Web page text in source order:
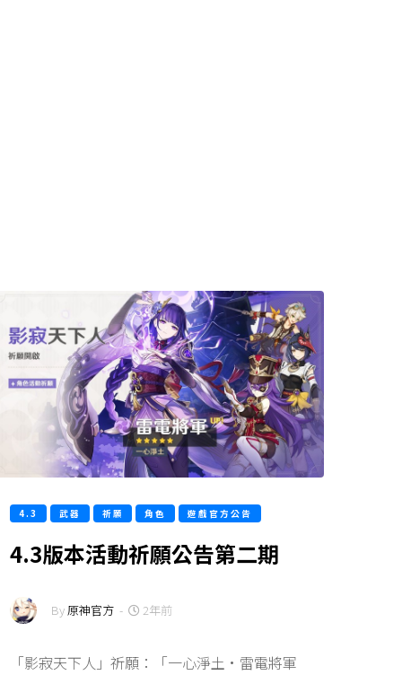
4.3 武器 祈願 角色 遊戲官方公告
4.3版本活動祈願公告第二期
By原神官方 - 2年前
「影寂天下人」祈願：「一心淨土·雷電將軍